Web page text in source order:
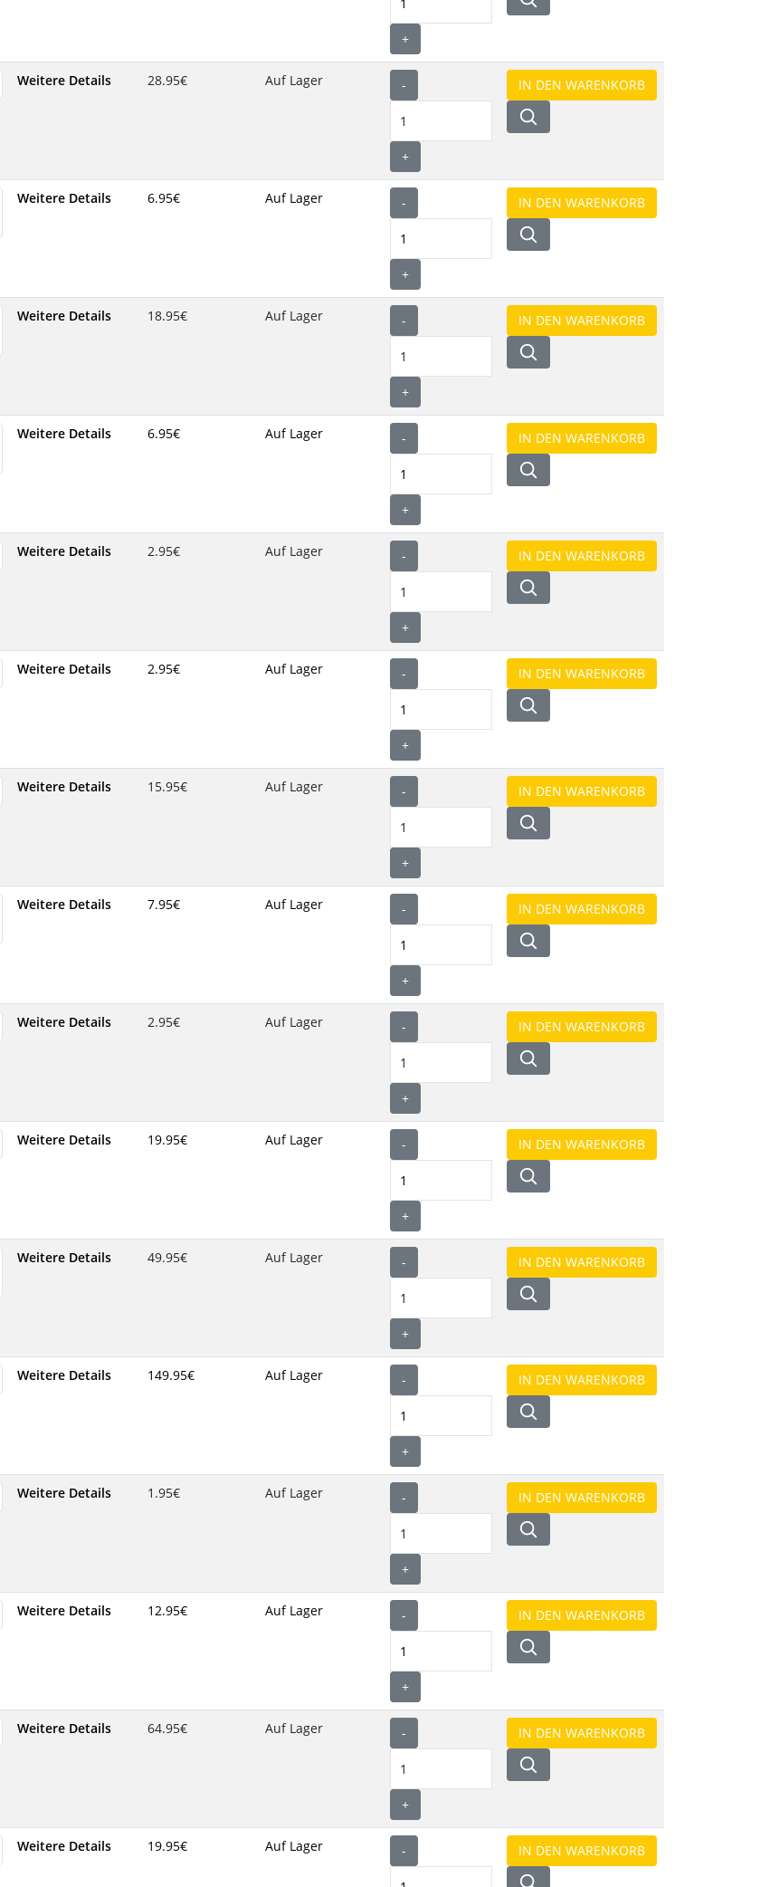
+
Weitere Details 28.95‎€ Auf Lager -
+
Weitere Details 6.95‎€ Auf Lager -
+
Weitere Details 18.95‎€ Auf Lager -
+
Weitere Details 6.95‎€ Auf Lager -
+
Weitere Details 2.95‎€ Auf Lager -
+
Weitere Details 2.95‎€ Auf Lager -
+
Weitere Details 15.95‎€ Auf Lager -
+
Weitere Details 7.95‎€ Auf Lager -
+
Weitere Details 2.95‎€ Auf Lager -
+
Weitere Details 19.95‎€ Auf Lager -
+
Weitere Details 49.95‎€ Auf Lager -
+
Weitere Details 149.95‎€ Auf Lager -
+
Weitere Details 1.95‎€ Auf Lager -
+
Weitere Details 12.95‎€ Auf Lager -
+
Weitere Details 64.95‎€ Auf Lager -
+
Weitere Details 19.95‎€ Auf Lager -